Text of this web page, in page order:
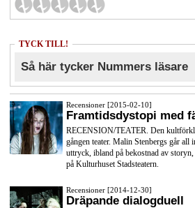
TYCK TILL!
Så här tycker Nummers läsare
Recensioner [2015-02-10]
Framtidsdystopi med
RECENSION/TEATER. Den
gången teater. Malin Stenbergs går
uttryck, ibland på bekostnad av
på Kulturhuset Stadsteatern.
Recensioner [2014-12-30]
Dräpande dialogduell